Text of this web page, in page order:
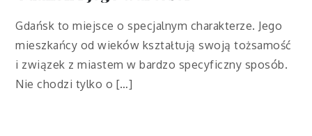
Gdańsk to miejsce o specjalnym charakterze. Jego
mieszkańcy od wieków kształtują swoją tożsamość
i związek z miastem w bardzo specyficzny sposób.
Nie chodzi tylko o […]